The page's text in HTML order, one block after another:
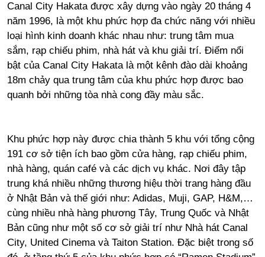
Canal City Hakata được xây dựng vào ngày 20 tháng 4
năm 1996, là một khu phức hợp đa chức năng với nhiều
loại hình kinh doanh khác nhau như: trung tâm mua
sắm, rạp chiếu phim, nhà hát và khu giải trí. Điểm nổi
bật của Canal City Hakata là một kênh đào dài khoảng
18m chảy qua trung tâm của khu phức hợp được bao
quanh bởi những tòa nhà cong đầy màu sắc.
Khu phức hợp này được chia thành 5 khu với tổng cộng
191 cơ sở tiện ích bao gồm cửa hàng, rạp chiếu phim,
nhà hàng, quán café và các dịch vụ khác. Nơi đây tập
trung khá nhiều những thương hiệu thời trang hàng đầu
ở Nhật Bản và thế giới như: Adidas, Muji, GAP, H&M,…
cùng nhiều nhà hàng phương Tây, Trung Quốc và Nhật
Bản cũng như một số cơ sở giải trí như Nhà hát Canal
City, United Cinema và Taiton Station. Đặc biệt trong số